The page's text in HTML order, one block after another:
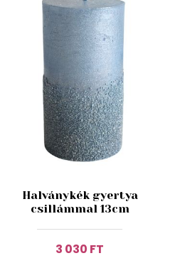
Halványkék gyertya
csillámmal 13cm
3 030 FT